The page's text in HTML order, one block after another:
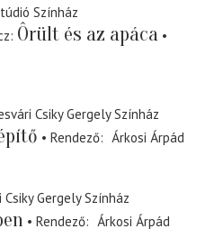
Színház
Ôrült és az apáca
Csiky Gergely Színház
Rendező
Árkosi Árpád
Csiky Gergely Színház
Rendező
Árkosi Árpád